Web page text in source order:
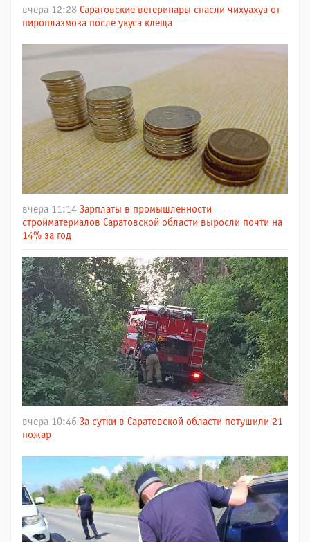
вчера 12:28 Саратовские ветеринары спасли чихуахуа от
пироплазмоза после укуса клеща
вчера 11:14 Зарплаты в промышленности
стройматериалов Саратовской области выросли почти на
14% за год
вчера 10:46 За сутки в Саратовской области потушили 21
пожар